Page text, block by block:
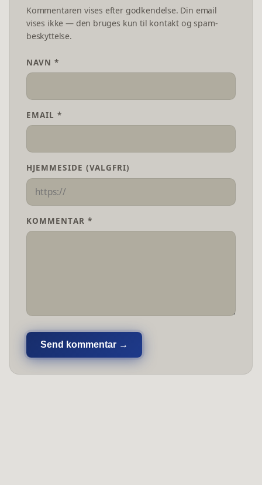
Kommentaren vises efter godkendelse. Din email
vises ikke — den bruges kun til kontakt og spam-
beskyttelse.
NAVN *
EMAIL *
HJEMMESIDE (VALGFRI)
KOMMENTAR *
Send kommentar →